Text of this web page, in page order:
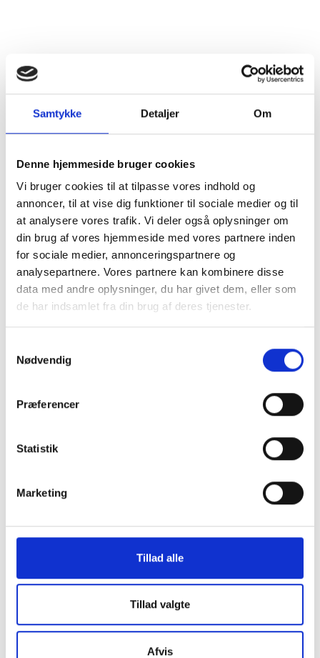
Samtykke Detaljer Om
Denne hjemmeside bruger cookies
Vi bruger cookies til at tilpasse vores indhold og
annoncer, til at vise dig funktioner til sociale medier og til
at analysere vores trafik. Vi deler også oplysninger om
din brug af vores hjemmeside med vores partnere inden
for sociale medier, annonceringspartnere og
analysepartnere. Vores partnere kan kombinere disse
data med andre oplysninger, du har givet dem, eller som
de har indsamlet fra din brug af deres tjenester.
Nødvendig
Præferencer
Statistik
Marketing
Tillad alle
Tillad valgte
Afvis
CVR-NR. 35 39 42 06
Tlf.:33 32 10 10
E-mail:info@skatteinform.dk
Ansvarsfraskrivelse
Da ovenstående alene er vejledende påtager vi os
ikke ansvar for dispositioner, der måtte træffes på
baggrund af ovenstående uden forudgående
individuel rådgivning. Vi påtager os ikke ansvar for
fejl og mangler.
Genveje
Aktuel skat
Kontakt os
GDPR Politik